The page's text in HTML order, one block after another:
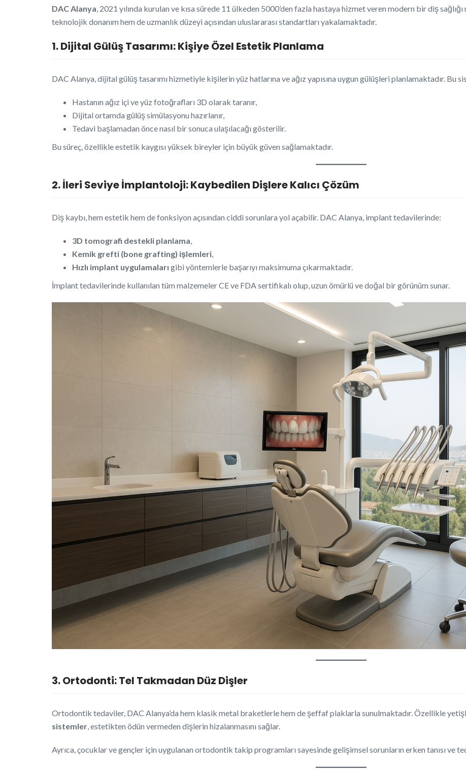
DAC Alanya, 2021 yılında kurulan ve kısa sürede 11 ülkeden 5000’den fazla hastaya hizmet veren modern bir diş
teknolojik donanım hem de uzmanlık düzeyi açısından uluslararası standartları yakalamaktadır.
1. Dijital Gülüş Tasarımı: Kişiye Özel Estetik Planlama
DAC Alanya, dijital gülüş tasarımı hizmetiyle kişilerin yüz hatlarına ve ağız yapısına uygun gülüşleri planlamaktadır. Bu
Hastanın ağız içi ve yüz fotoğrafları 3D olarak taranır,
Dijital ortamda gülüş simülasyonu hazırlanır,
Tedavi başlamadan önce nasıl bir sonuca ulaşılacağı gösterilir.
Bu süreç, özellikle estetik kaygısı yüksek bireyler için büyük güven sağlamaktadır.
2. İleri Seviye İmplantoloji: Kaybedilen Dişlere Kalıcı Çözüm
Diş kaybı, hem estetik hem de fonksiyon açısından ciddi sorunlara yol açabilir. DAC Alanya, implant tedavilerinde:
3D tomografi destekli planlama,
Kemik grefti (bone grafting) işlemleri,
Hızlı implant uygulamaları gibi yöntemlerle başarıyı maksimuma çıkarmaktadır.
İmplant tedavilerinde kullanılan tüm malzemeler CE ve FDA sertifikalı olup, uzun ömürlü ve doğal bir görünüm sunar.
3. Ortodonti: Tel Takmadan Düz Dişler
Ortodontik tedaviler, DAC Alanya’da hem klasik metal braketlerle hem de şeffaf plaklarla sunulmaktadır. Özellikle
sistemler, estetikten ödün vermeden dişlerin hizalanmasını sağlar.
Ayrıca, çocuklar ve gençler için uygulanan ortodontik takip programları sayesinde gelişimsel sorunların erken tanısı ve